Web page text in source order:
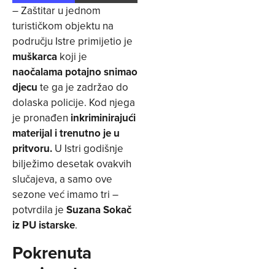
– Zaštitar u jednom
turističkom objektu na
području Istre primijetio je
muškarca koji je
naočalama potajno snimao
djecu te ga je zadržao do
dolaska policije. Kod njega
je pronađen inkriminirajući
materijal i trenutno je u
pritvoru. U Istri godišnje
bilježimo desetak ovakvih
slučajeva, a samo ove
sezone već imamo tri –
potvrdila je Suzana Sokač
iz PU istarske.
Pokrenuta